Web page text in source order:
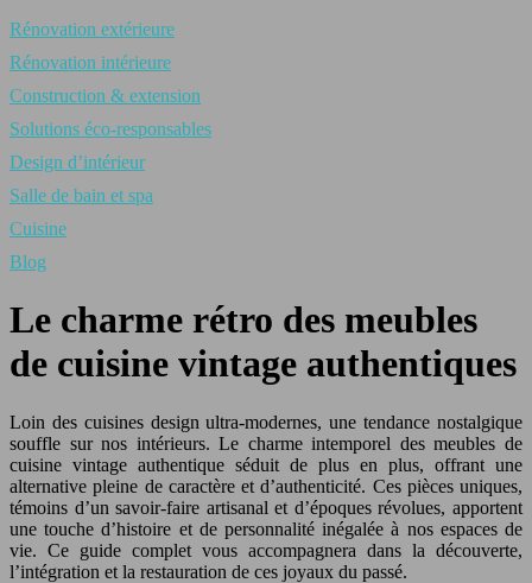
Rénovation extérieure
Rénovation intérieure
Construction & extension
Solutions éco-responsables
Design d’intérieur
Salle de bain et spa
Cuisine
Blog
Le charme rétro des meubles
de cuisine vintage authentiques
Loin des cuisines design ultra-modernes, une tendance nostalgique
souffle sur nos intérieurs. Le charme intemporel des meubles de
cuisine vintage authentique séduit de plus en plus, offrant une
alternative pleine de caractère et d’authenticité. Ces pièces uniques,
témoins d’un savoir-faire artisanal et d’époques révolues, apportent
une touche d’histoire et de personnalité inégalée à nos espaces de
vie. Ce guide complet vous accompagnera dans la découverte,
l’intégration et la restauration de ces joyaux du passé.